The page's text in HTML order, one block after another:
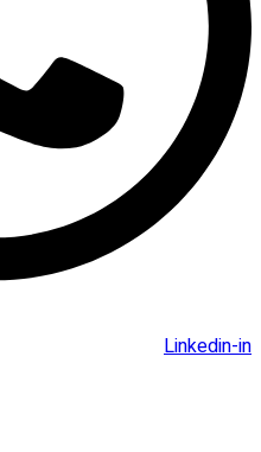
Linkedin-in